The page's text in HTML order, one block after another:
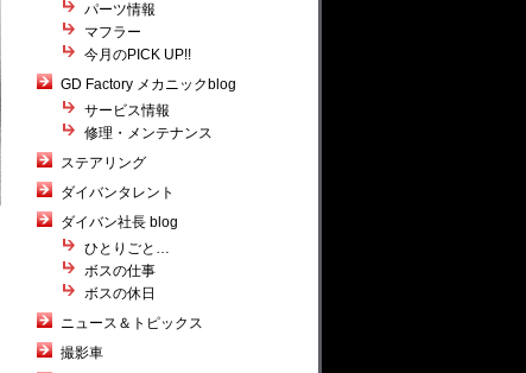
パーツ情報
マフラー
今月のPICK UP!!
GD Factory メカニックblog
サービス情報
修理・メンテナンス
ステアリング
ダイバンタレント
ダイバン社長 blog
ひとりごと…
ボスの仕事
ボスの休日
ニュース＆トピックス
撮影車